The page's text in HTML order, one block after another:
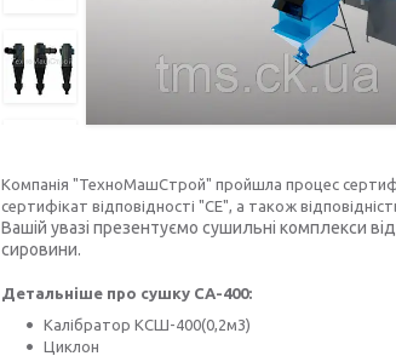
Компанія "ТехноМашСтрой" пройшла процес
сертифікат відповідності "СЕ", а також
Вашій увазі презентуємо сушильні комплекси
сировини.
Детальніше про сушку СА-400:
Калібратор КСШ-400(0,2м3)
Циклон